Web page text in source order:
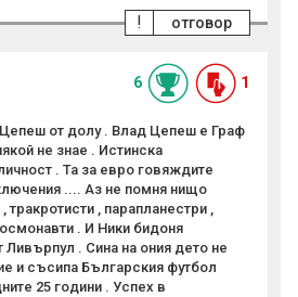
отговор
!
6 1
от долу . Влад Цепеш е Граф
не знае . Истинска
. Та за евро говяждите
.... Аз не помня нищо
тракротисти , парапланестри ,
. И Ники бидоня
Ливърпул . Сина на ония дето не
и съсипа Българския футбол
25 години . Успех в